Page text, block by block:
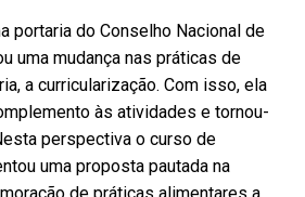
portaria do Conselho Nacional de
uma mudança nas práticas de
a curricularização. Com isso, ela
às atividades e tornou-
perspectiva o curso de
uma proposta pautada na